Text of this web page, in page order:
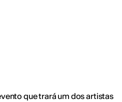
que trará um dos artistas